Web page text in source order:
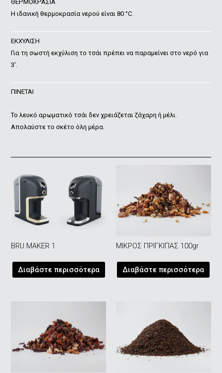
ΘΕΡΜΟΚΡΑΣΙΑ
Η ιδανική θερμοκρασία νερού είναι 80 °C.
ΕΚΧΥΛΙΣΗ
Για τη σωστή εκχύλιση το τσάι πρέπει να παραμείνει στο νερό για
3′.
ΠΙΝΕΤΑΙ
Το λευκό αρωματικό τσάι δεν χρειάζεται ζάχαρη ή μέλι.
Απολαύστε το σκέτο όλη μέρα.
BRU MAKER 1
Διαβάστε περισσότερα
ΜΙΚΡΟΣ ΠΡΙΓΚΙΠΑΣ 100gr
Διαβάστε περισσότερα